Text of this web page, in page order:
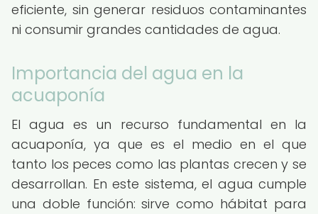
eficiente, sin generar residuos contaminantes
ni consumir grandes cantidades de agua.
Importancia del agua en la
acuaponía
El agua es un recurso fundamental en la
acuaponía, ya que es el medio en el que
tanto los peces como las plantas crecen y se
desarrollan. En este sistema, el agua cumple
una doble función: sirve como hábitat para